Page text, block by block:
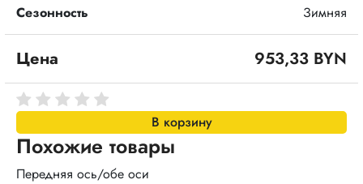
Сезонность Зимняя
Цена 953,33 BYN
В корзину
Похожие товары
Передняя ось/обе оси